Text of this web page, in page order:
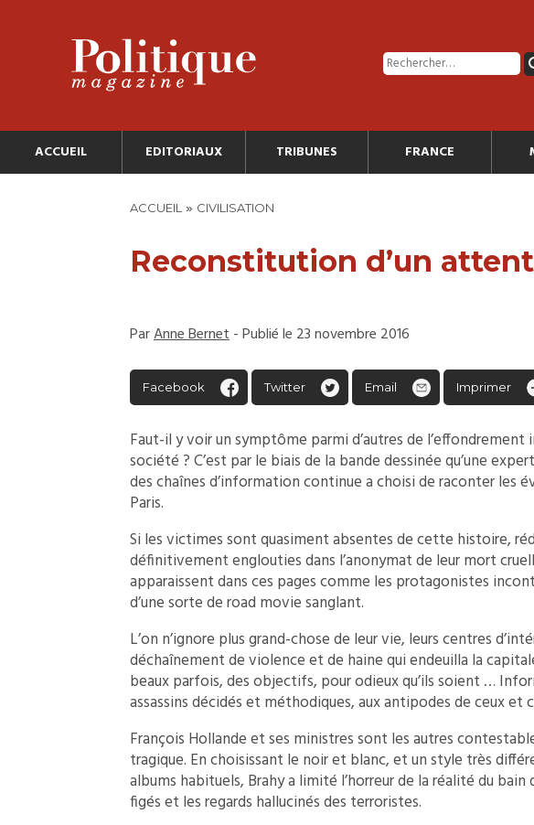
ACCUEIL EDITORIAUX TRIBUNES FRANCE
ACCUEIL » CIVILISATION
Reconstitution d’un
ParAnne Bernet- Publié le 23 novembre 2016
Facebook Twitter Email Imprimer
Faut-il y voir un symptôme parmi d’autres de
société ? C’est par le biais de la bande dessinée qu’une
des chaînes d’information continue a choisi de raconter les
Paris.
Si les victimes sont quasiment absentes de cette histoire,
définitivement englouties dans l’anonymat de leur mort
apparaissent dans ces pages comme les protagonistes
d’une sorte de road movie sanglant.
L’on n’ignore plus grand-chose de leur vie, leurs centres
déchaînement de violence et de haine qui endeuilla la
beaux parfois, des objectifs, pour odieux qu’ils soient …
assassins décidés et méthodiques, aux antipodes de ceux et
François Hollande et ses ministres sont les autres
tragique. En choisissant le noir et blanc, et un style très
albums habituels, Brahy a limité l’horreur de la réalité du
figés et les regards hallucinés des terroristes.